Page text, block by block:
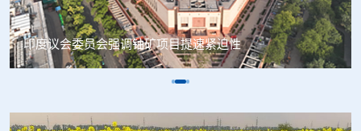
中核辐智正式设立 中国同辐持股90%打通核医疗全产业链